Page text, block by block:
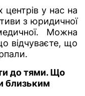
у нас на
з юридичної
Можна
відчуваєте, що
до тями. Що
близьким